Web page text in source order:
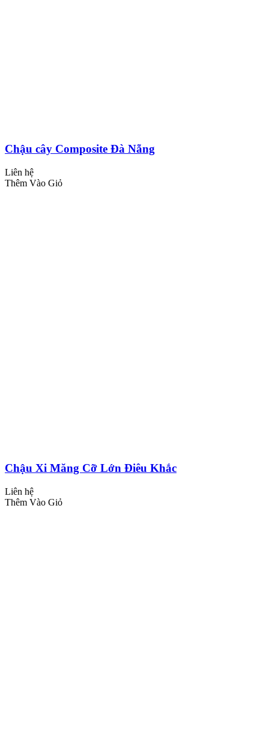
Chậu cây Composite Đà Nẵng
Liên hệ
Thêm Vào Giỏ
Chậu Xi Măng Cỡ Lớn Điêu Khắc
Liên hệ
Thêm Vào Giỏ